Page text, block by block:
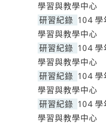
學習與教學中心
研習紀錄 104 學
學習與教學中心
研習紀錄 104 學
學習與教學中心
研習紀錄 104 學
學習與教學中心
研習紀錄 104 學
學習與教學中心